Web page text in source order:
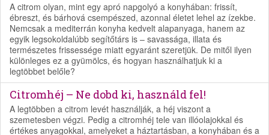
A citrom olyan, mint egy apró napgolyó a konyhában: frissít,
ébreszt, és bárhová csempészed, azonnal életet lehel az ízekbe.
Nemcsak a mediterrán konyha kedvelt alapanyaga, hanem az
egyik legsokoldalúbb segítőtárs is – savassága, illata és
természetes frissessége miatt egyaránt szeretjük. De mitől ilyen
különleges ez a gyümölcs, és hogyan használhatjuk ki a
legtöbbet belőle?
Citromhéj – Ne dobd ki, használd fel!
A legtöbben a citrom levét használják, a héj viszont a
szemetesben végzi. Pedig a citromhéj tele van illóolajokkal és
értékes anyagokkal, amelyeket a háztartásban, a konyhában és a